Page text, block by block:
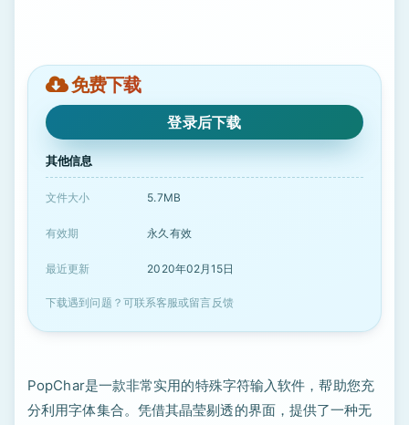
免费下载
登录后下载
其他信息
文件大小 5.7MB
有效期 永久有效
最近更新 2020年02月15日
下载遇到问题？可联系客服或留言反馈
PopChar是一款非常实用的特殊字符输入软件，帮助您充
分利用字体集合。凭借其晶莹剔透的界面，提供了一种无